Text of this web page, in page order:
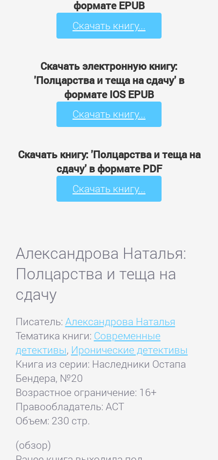
формате EPUB
Скачать книгу...
Скачать электронную книгу:
'Полцарства и теща на сдачу' в
формате IOS EPUB
Скачать книгу...
Скачать книгу: 'Полцарства и теща на
сдачу' в формате PDF
Скачать книгу...
Александрова Наталья:
Полцарства и теща на
сдачу
Писатель: Александрова Наталья
Тематика книги: Современные
детективы, Иронические детективы
Книга из серии: Наследники Остапа
Бендера, №20
Возрастное ограничение: 16+
Правообладатель: АСТ
Объем: 230 стр.
(обзор)